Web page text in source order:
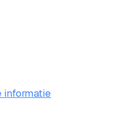
informatie